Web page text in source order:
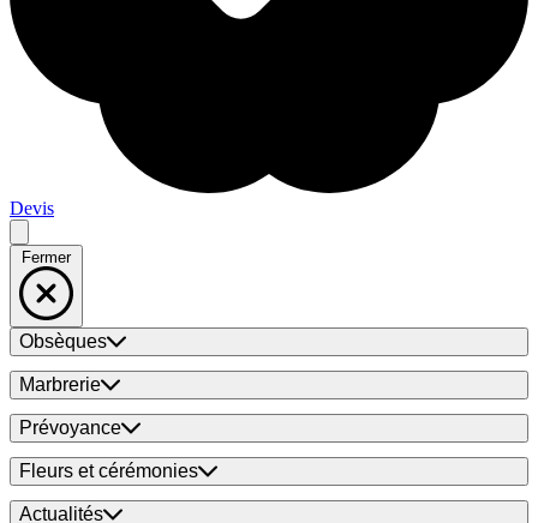
Devis
Fermer
Obsèques
Marbrerie
Prévoyance
Fleurs et cérémonies
Actualités